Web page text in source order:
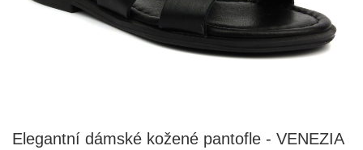
Elegantní dámské kožené pantofle - VENEZIA